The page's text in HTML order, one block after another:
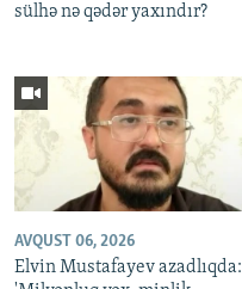
sülhə nə qədər yaxındır?
AVQUST 06, 2026
Elvin Mustafayev azadlıqda: